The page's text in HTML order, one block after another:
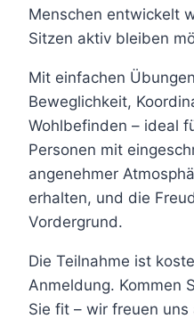
Menschen entwickelt
Sitzen aktiv bleiben
Mit einfachen
Beweglichkeit,
Wohlbefinden – ideal
Personen mit
angenehmer
erhalten, und die
Vordergrund.
Die Teilnahme ist
Anmeldung. Kommen
Sie fit – wir freuen uns